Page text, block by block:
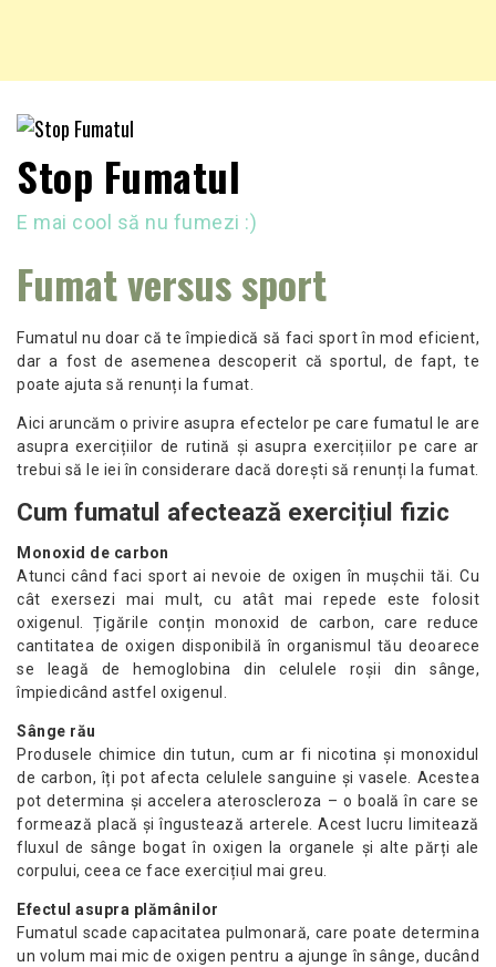
Stop Fumatul
E mai cool să nu fumezi :)
Fumat versus sport
Fumatul nu doar că te împiedică să faci sport în mod eficient,
dar a fost de asemenea descoperit că sportul, de fapt, te
poate ajuta să renunți la fumat.
Aici aruncăm o privire asupra efectelor pe care fumatul le are
asupra exercițiilor de rutină și asupra exercițiilor pe care ar
trebui să le iei în considerare dacă dorești să renunți la fumat.
Cum fumatul afectează exercițiul fizic
Monoxid de carbon
Atunci când faci sport ai nevoie de oxigen în mușchii tăi. Cu
cât exersezi mai mult, cu atât mai repede este folosit
oxigenul. Țigările conțin monoxid de carbon, care reduce
cantitatea de oxigen disponibilă în organismul tău deoarece
se leagă de hemoglobina din celulele roșii din sânge,
împiedicând astfel oxigenul.
Sânge rău
Produsele chimice din tutun, cum ar fi nicotina și monoxidul
de carbon, îți pot afecta celulele sanguine și vasele. Acestea
pot determina și accelera ateroscleroza – o boală în care se
formează placă și îngustează arterele. Acest lucru limitează
fluxul de sânge bogat în oxigen la organele și alte părți ale
corpului, ceea ce face exercițiul mai greu.
Efectul asupra plămânilor
Fumatul scade capacitatea pulmonară, care poate determina
un volum mai mic de oxigen pentru a ajunge în sânge, ducând